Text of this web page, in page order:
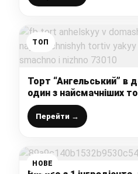
ТОП
Торт “Ангельський” в
один з найсмачніших
їла – дуже смачно і
Перейти →
НОВЕ